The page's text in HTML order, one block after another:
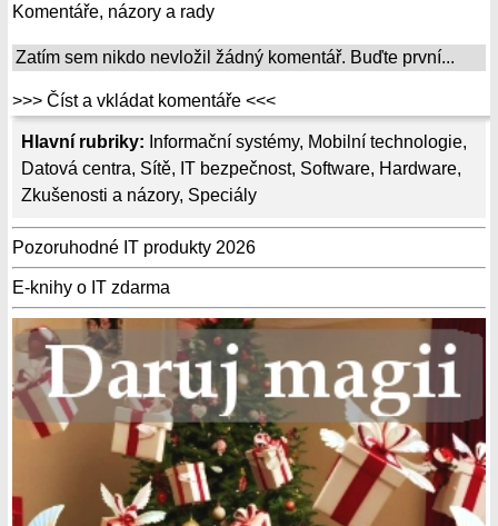
Hlavní rubriky: Informační systémy, Mobilní technologie,
Datová centra, Sítě, IT bezpečnost, Software, Hardware,
Zkušenosti a názory, Speciály
Pozoruhodné IT produkty 2026
E-knihy o IT zdarma
Komentáře, názory a rady
Zatím sem nikdo nevložil žádný komentář. Buďte první...
>>> Číst a vkládat komentáře <<<